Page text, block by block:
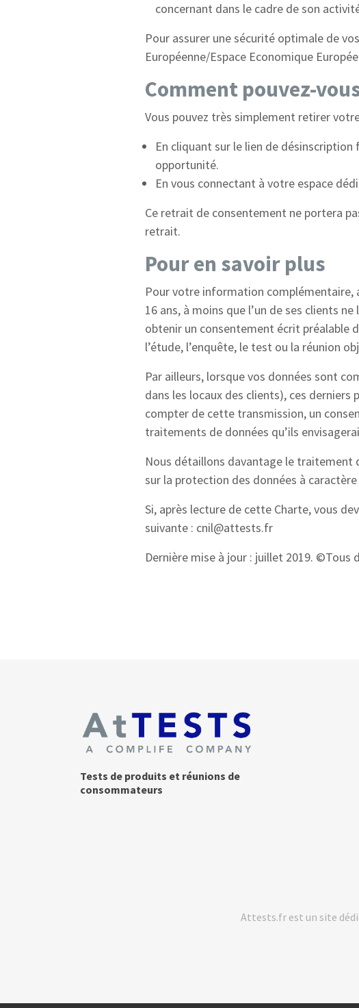
concernant dans le cadre de son
Pour assurer une sécurité optimale de
Européenne/Espace Economique
Comment pouvez-
Vous pouvez très simplement retirer
En cliquant sur le lien de
opportunité.
En vous connectant à votre espace
Ce retrait de consentement ne portera
retrait.
Pour en savoir plus
Pour votre information complémentaire,
16 ans, à moins que l’un de ses clients
obtenir un consentement écrit préalable
l’étude, l’enquête, le test ou la réunion
Par ailleurs, lorsque vos données sont
dans les locaux des clients), ces
compter de cette transmission, un
traitements de données qu’ils
Nous détaillons davantage le traitement
sur la protection des données à
Si, après lecture de cette Charte, vous
suivante : cnil@attests.fr
Dernière mise à jour : juillet 2019. ©Tous
Tests de produits et réunions de
consommateurs
Attests.fr est un site